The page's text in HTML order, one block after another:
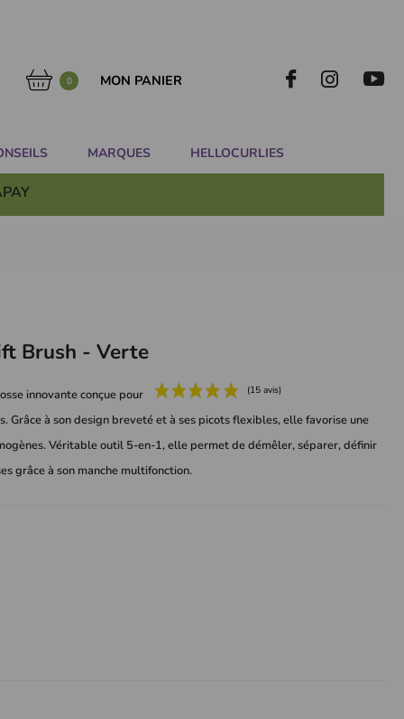
0 MON PANIER
MARQUES HELLOCURLIES
Brush - Verte
innovante conçue pour
à son design breveté et à ses picots flexibles, elle favorise une
Véritable outil 5-en-1, elle permet de démêler, séparer, définir
grâce à son manche multifonction.